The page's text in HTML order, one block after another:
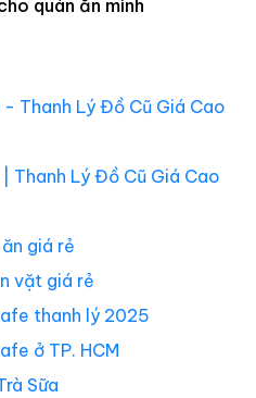
quán ăn mình
Thanh Lý Đồ Cũ Giá Cao
Thanh Lý Đồ Cũ Giá Cao
giá rẻ
vặt giá rẻ
thanh lý 2025
ở TP. HCM
Sữa